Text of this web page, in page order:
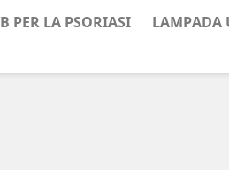
PER LA PSORIASI LAMPADA